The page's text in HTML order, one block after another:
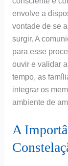
envolve a
vontade de se
surgir. A
para esse
ouvir e validar
tempo, as
integrar os
ambiente de
A